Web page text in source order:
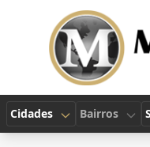
Cidades Bairros